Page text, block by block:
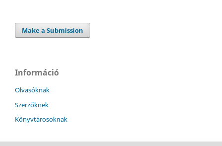
Make a Submission
Információ
Olvasóknak
Szerzőknek
Könyvtárosoknak